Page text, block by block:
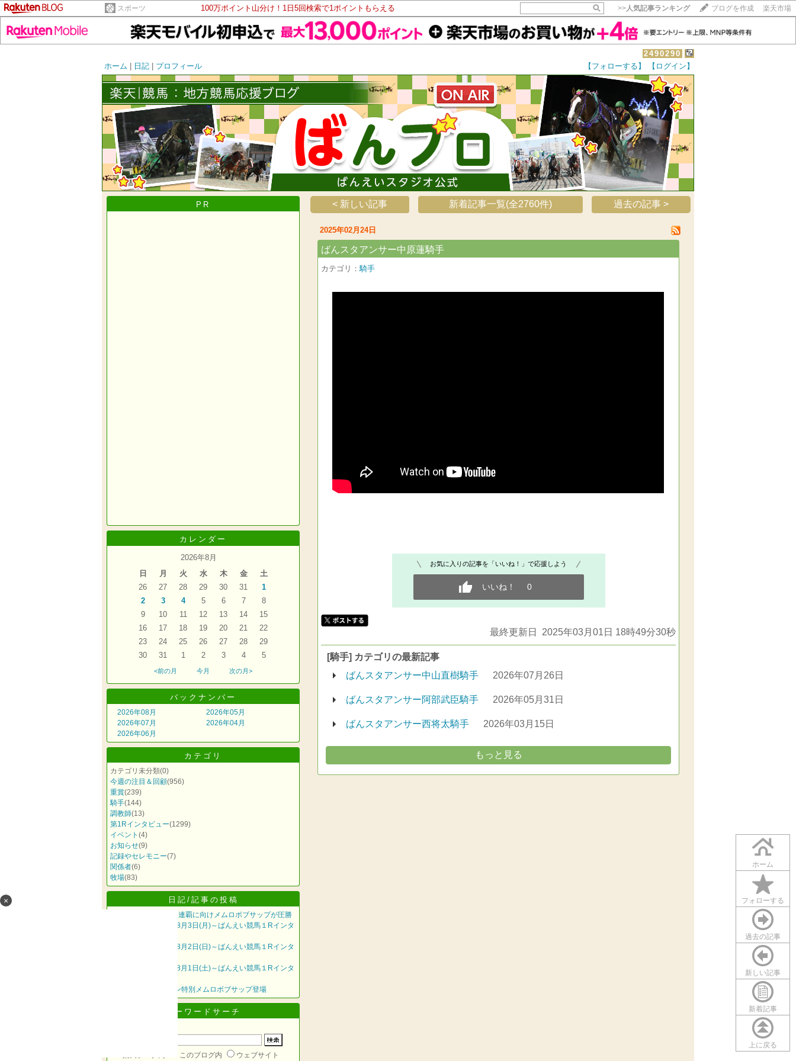
スポーツ 100万ポイント山分け！1日5回検索で1ポイントもらえる >>人気記事ランキング ブログを作成 楽天市場
2490290
ホーム
日記 プロフィール 【フォローする】 【ログイン】
ホーム
フォローする
過去の記事
新しい記事
新着記事
上に戻る
15記事にいいね！で1ポイント
いいね!
PR
×
カレンダー
2026年8月
日
月 火 水 木 金
土
26
27 28 29 30 31
1
2
3 4 5 6 7
8
9
10 11 12 13 14
15
16
17 18 19 20 21
22
23
24 25 26 27 28
29
30
31 1 2 3 4 5
<前の月 今月 次の月>
バックナンバー
2026年08月
2026年07月
2026年06月
2026年05月
2026年04月
カテゴリ
カテゴリ未分類(0)
今週の注目＆回顧(956)
重賞(239)
騎手(144)
調教師(13)
第1Rインタビュー(1299)
イベント (4)
お知らせ(9)
記録やセレモニー(7)
関係者(6)
牧場(83)
日記/記事の投稿
ばんえいグランプリ6連覇に向けメムロボブサップが圧勝
今井千尋騎手2026年8月3日(月)～ばんえい競馬１Rインタ
臼杵龍美騎手2026年8月2日(日)～ばんえい競馬１Rインタ
大友一馬騎手2026年8月1日(土)～ばんえい競馬１Rインタ
今週の注目！オープン特別メムロボブサップ登場
キーワードサーチ
このブログ内 ウェブサイト
< 新しい記事 新着記事一覧(全2760件) 過去の記事 >
2025年02月24日
ばんスタアンサー中原蓮騎手
カテゴリ：騎手
お気に入りの記事を「いいね！」で応援しよう
いいね！ 0
最終更新日 2025年03月01日 18時49分30秒
[騎手] カテゴリの最新記事
ばんスタアンサー中山直樹騎手
2026年07月26日
ばんスタアンサー阿部武臣騎手 2026年05月31日
ばんスタアンサー西将太騎手 2026年03月15日
もっと見る